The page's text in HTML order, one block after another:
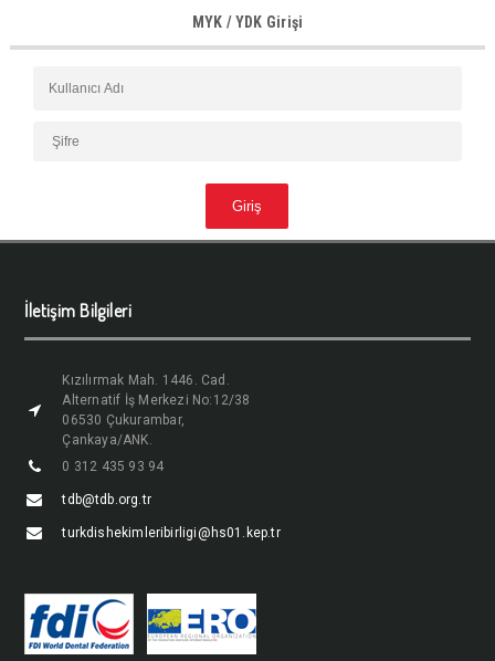
MYK / YDK Girişi
İletişim Bilgileri
Kızılırmak Mah. 1446. Cad.
Alternatif İş Merkezi No:12/38
06530 Çukurambar,
Çankaya/ANK.
0 312 435 93 94
tdb@tdb.org.tr
turkdishekimleribirligi@hs01.kep.tr